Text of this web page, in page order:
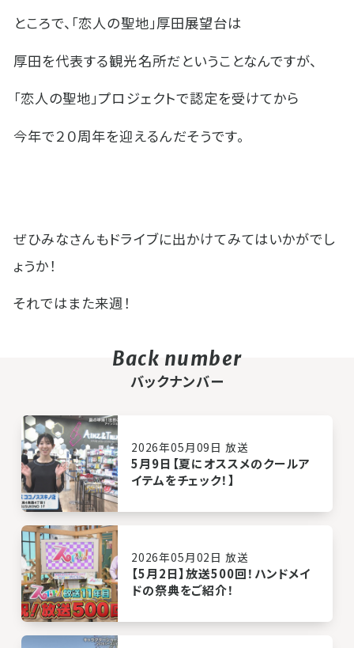
ところで、「恋人の聖地」厚田展望台は
厚田を代表する観光名所だということなんですが、
「恋人の聖地」プロジェクトで認定を受けてから
今年で２０周年を迎えるんだそうです。
ぜひみなさんもドライブに出かけてみてはいかがでし
ょうか！
それではまた来週！
バックナンバー
2026年05月09日 放送
5月9日【夏にオススメのクールア
イテムをチェック！】
2026年05月02日 放送
【5月2日】放送500回！ハンドメイ
ドの祭典をご紹介！